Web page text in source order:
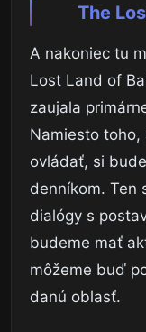
The
A nakoniec tu
Lost Land of
zaujala
Namiesto
ovládať, si
denníkom. Ten
dialógy s
budeme mať
môžeme buď
danú oblasť.